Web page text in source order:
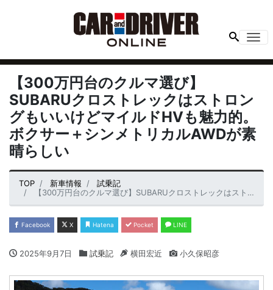
【300万円台のクルマ選び】
SUBARUクロストレックはストロン
グもいいけどマイルドHVも魅力的。
ボクサー＋シンメトリカルAWDが素
晴らしい
TOP 新車情報
試乗記
【300万円台のクルマ選び】SUBARUクロストレックはストロングもいいけどマイルドHVも魅力的。ボクサー＋シンメトリカルAWDが素晴らしい
Facebook X Hatena Pocket LINE
2025年9月7日 試乗記 横田宏近 小久保昭彦